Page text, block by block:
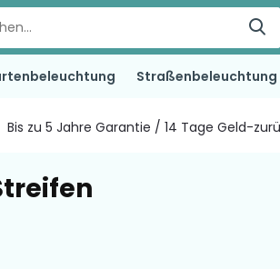
Straßenbeleuchtung
Bis zu 5 Jahre Garantie / 14 Tage Geld-